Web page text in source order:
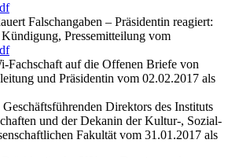
Falschangaben – Präsidentin reagiert:
Pressemitteilung vom
Fachschaft auf die Offenen Briefe von
und Präsidentin vom 02.02.2017 als
Direktors des Instituts
und der Dekanin der Kultur-, Sozial-
Fakultät vom 31.01.2017 als